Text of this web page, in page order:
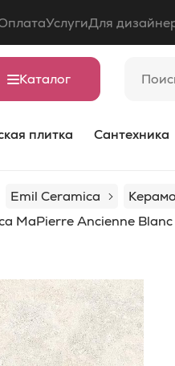
УслугиДля
Каталог
плитка Сантехника
Emil Ceramica
MaPierre Ancienne